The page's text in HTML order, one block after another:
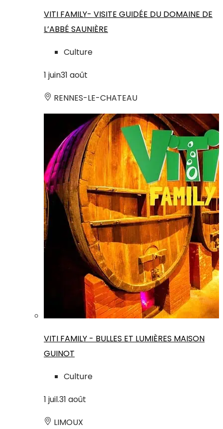
VITI FAMILY- VISITE GUIDÉE DU DOMAINE DE
L’ABBÉ SAUNIÈRE
Culture
1 juin31 août
RENNES-LE-CHATEAU
VITI FAMILY - BULLES ET LUMIÈRES MAISON
GUINOT
Culture
1 juil.31 août
LIMOUX